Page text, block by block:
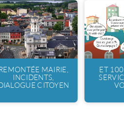
MAIRIE,
INCIDENTS,
CITOYEN
ET